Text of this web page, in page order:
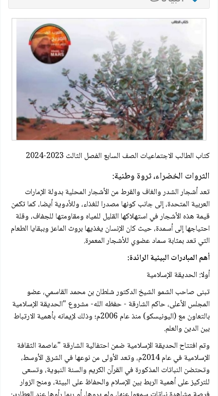
كتاب الطالب الاجتماعيات الصف السابع الفصل الثالث 2023-2024
الثروات الخضراء، ثروة وطنية:
تعد أشجار الشدر والغاف والقرط من الأشجار المحلية بدولة الإمارات
العربية المتحدة، إلى جانب كونها مصدرا للغذاء، وللأدوية أيضا، كما تكمن
قيمة هذه الأشجار في استهلاكها القليل للمياه ومقاومتها للجفاف، وقلة
احتياجها إلى أسمدة، حيث كان الإنسان يغذيها بروث الماعز وببقايا الطعام
التي تعد بمثابة سماد عضوي للأشجار المعمرة.
أهم المبادرات البيئية الرائدة:
أولا: الحديقة الإسلامية
تبنی صاحب الشمو الشيخ الدكتور شلطان بن محمد القاسمي، عضو
المجلس الأعلى، حاكم الشارقة - حفظه الله- مشروع "الحديقة الإسلامية
بالتعاون مع (اليونيسكو) منذ عام 2006م؛ وذلك لإيمانه بأهمية الارتباط
بين الدين والعلم.
وتم افتتاح الحديقة الإسلامية ضمن احتفالية الشارقة "عاصمة الثقافة
الإسلامية في عام 2014م، وتعد الأولى من نوعها في الشرق الأوسط،
وتحتضن النباتات المذكورة في القرآن الكريم والسنة النبوية، وتسعى
للتركيز على أهمية الربط بين الإسلام والحفاظ على البيئة، ومنح الزوار